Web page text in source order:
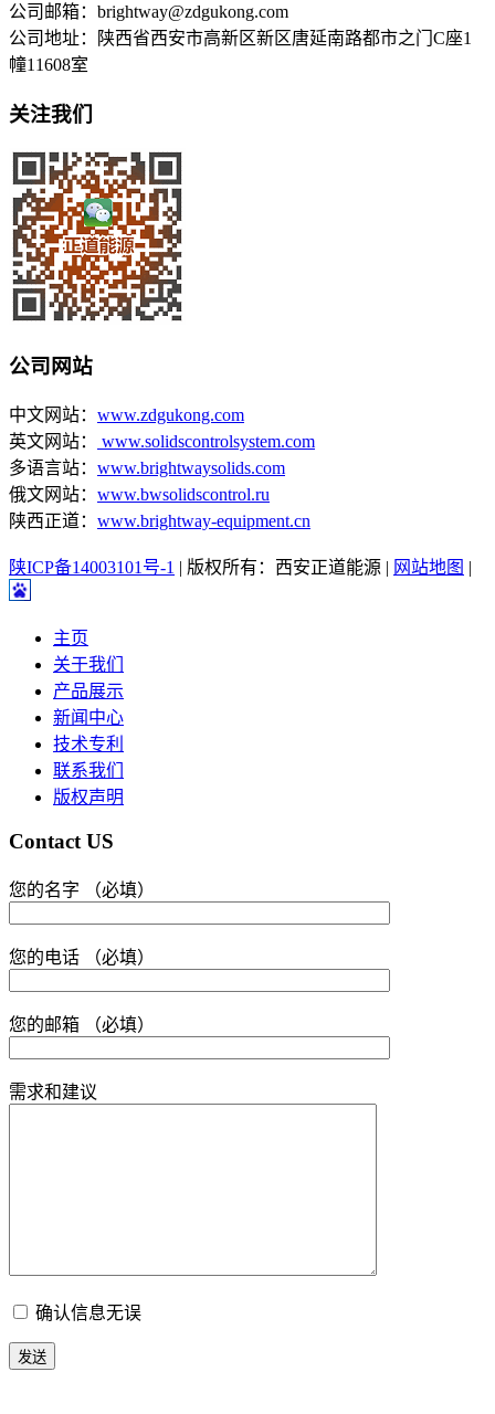
公司邮箱：brightway@zdgukong.com
公司地址：陕西省西安市高新区新区唐延南路都市之门C座1
幢11608室
关注我们
公司网站
中文网站： www.zdgukong.com
英文网站：
www.solidscontrolsystem.com
多语言站： www.brightwaysolids.com
俄文网站： www.bwsolidscontrol.ru
陕西正道： www.brightway-equipment.cn
陕ICP备14003101号-1 | 版权所有：西安正道能源 | 网站地图 |
主页
关于我们
产品展示
新闻中心
技术专利
联系我们
版权声明
Contact US
您的名字 （必填）
您的电话 （必填）
您的邮箱 （必填）
需求和建议
确认信息无误